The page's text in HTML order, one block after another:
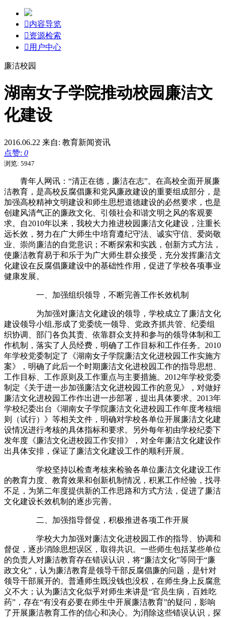
内容导览
资源检索
 用户中心
廉洁校园
湖南女子学院推动校园廉洁文
化建设
2016.06.22 来自: 教育新闻资讯
点赞: 0
浏览: 5947
青年人网讯：“清正在德，廉洁在志”。在高校全面开展廉
洁教育，是高校反腐倡廉和党风廉政建设的重要组成部分，是
加强高校精神文明建设和师生思想道德建设的必然要求，也是
创建风清气正的廉政文化、引领社会和谐文明之风的客观要
求。自2010年以来，我校大力推进校园廉洁文化建设，注重长
远长效，努力在广大师生中培育遵纪守法、诚实守信、爱岗敬
业、崇尚廉洁的自觉意识；不断探索和实践，创新方式方法，
使廉洁教育易于和乐于为广大师生群众接受，充分发挥廉洁文
化建设在反腐倡廉建设中的基础性作用，促进了学校各项事业
健康发展。
一、加强组织领导，不断完善工作长效机制
为加强对廉洁文化建设的领导，学校成立了廉洁文化
建设领导小组,形成了党委统一领导、党政齐抓共管、纪委组
织协调、部门各负其责、依靠群众支持和参与的领导体制和工
作机制，落实了人员经费，明确了工作目标和工作任务。2010
年学校党委制定了《湖南女子学院廉洁文化进校园工作实施方
案》，明确了此后一个时期廉洁文化进校园工作的指导思想、
工作目标、工作原则及工作重点与主要措施。2012年学校党委
制定《关于进一步加强廉洁文化进校园工作的意见》，对做好
廉洁文化进校园工作作出进一步部署，提出具体要求。2013年
学校纪委出台《湖南女子学院廉洁文化进校园工作年度考核细
则（试行）》等相关文件，明确对学校各单位开展廉洁文化建
设情况进行考核的具体指标和要求。另外每年初由学校纪委下
发年度《廉洁文化进校园工作安排》，对全年廉洁文化建设作
出具体安排，保证了廉洁文化建设工作的顺利开展。
学校坚持以检查考核来检验各单位廉洁文化建设工作
的教育力度、教育效果和创新机制情况，积累工作经验，找寻
不足，为第二年度提供新的工作思路和方式方法，促进了廉洁
文化建设长效机制的逐步完善。
二、加强指导督促，积极推进各项工作开展
学校大力加强对廉洁文化进校园工作的指导、协调和
督促，逐步消除思想误区，取得共识。一些师生包括某些单位
的负责人对廉洁教育存在错误认识，将“廉洁文化”等同于“廉
政文化”，认为廉洁教育是领导干部反腐倡廉的问题，是针对
领导干部展开的。普通师生既没钱也没权，在师生身上反腐意
义不大；认为廉洁文化似乎对师生来讲是“官员生病，百姓吃
药”，存在“有没有必要在师生中开展廉洁教育”的疑问，影响
了开展廉洁教育工作的信心和决心。为消除这些错误认识，探